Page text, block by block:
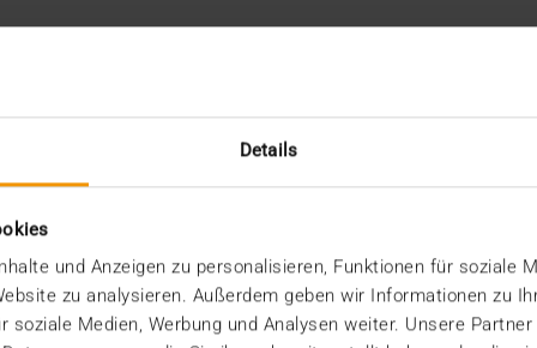
Details
und Anzeigen zu personalisieren, Funktionen für soziale
zu analysieren. Außerdem geben wir Informationen zu
soziale Medien, Werbung und Analysen weiter. Unsere